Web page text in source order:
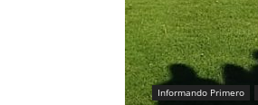
Informando Primero